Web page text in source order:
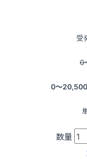
受
0
0〜20,500
数量